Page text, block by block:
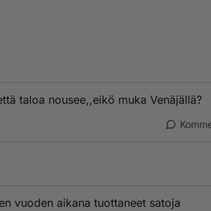
taloa nousee,,eikö muka Venäjällä?
vuoden aikana tuottaneet satoja